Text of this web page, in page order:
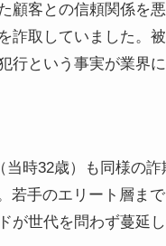
顧客との信頼関係を
詐取していました。
という事実が業界に
時32歳）も同様の
若手のエリート層ま
世代を問わず蔓延